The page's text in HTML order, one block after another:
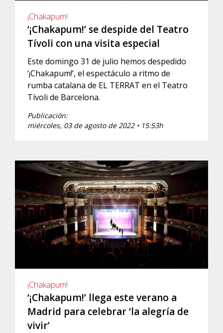
¡Chakapum!
‘¡Chakapum!’ se despide del Teatro
Tívoli con una visita especial
Este domingo 31 de julio hemos despedido
‘¡Chakapum!’, el espectáculo a ritmo de
rumba catalana de EL TERRAT en el Teatro
Tívoli de Barcelona.
Publicación:
miércoles, 03 de agosto de 2022 • 15:53h
¡Chakapum!
‘¡Chakapum!’ llega este verano a
Madrid para celebrar ‘la alegría de
vivir’